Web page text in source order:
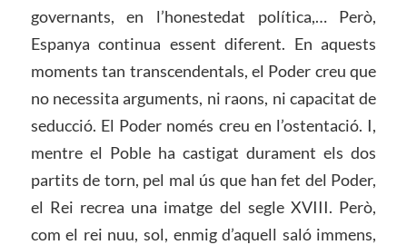
governants, en l’honestedat política,… Però,
Espanya continua essent diferent. En aquests
moments tan transcendentals, el Poder creu que
no necessita arguments, ni raons, ni capacitat de
seducció. El Poder només creu en l’ostentació. I,
mentre el Poble ha castigat durament els dos
partits de torn, pel mal ús que han fet del Poder,
el Rei recrea una imatge del segle XVIII. Però,
com el rei nuu, sol, enmig d’aquell saló immens,